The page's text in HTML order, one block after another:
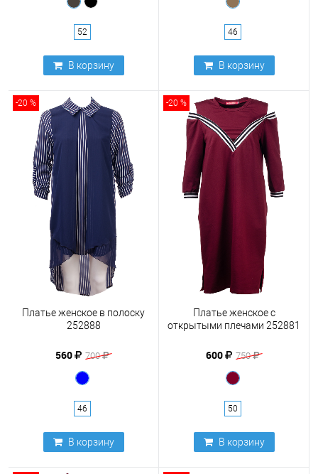
52
В корзину
46
В корзину
-20 %
Платье женское в полоску
252888
560 700
46
В корзину
-20 %
Платье женское с
открытыми плечами 252881
600 750
50
В корзину